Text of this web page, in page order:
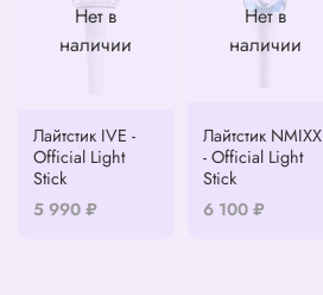
Нет в
наличии
Лайтстик IVE -
Official Light
Stick
5 990 ₽
Нет в
наличии
Лайтстик NMIXX
- Official Light
Stick
6 100 ₽